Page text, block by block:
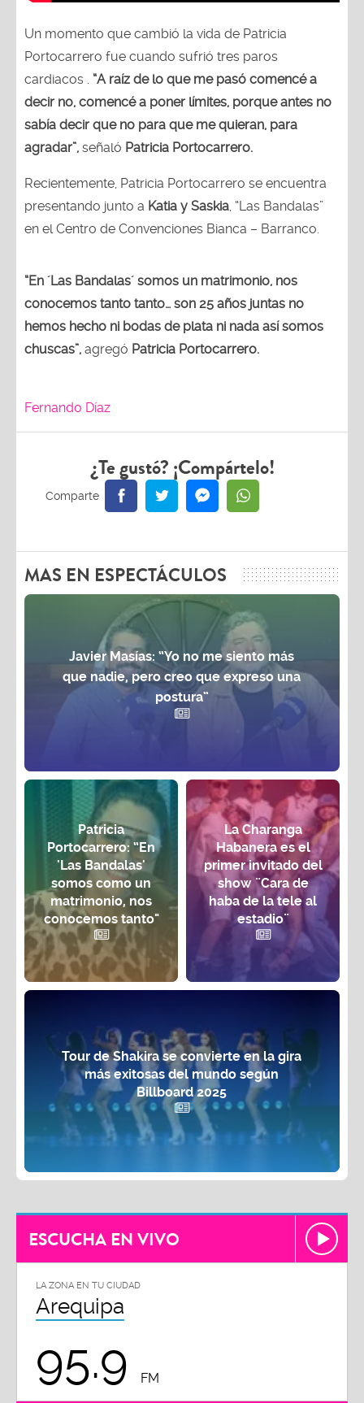
Un momento que cambió la vida de Patricia
Portocarrero fue cuando sufrió tres paros
cardiacos . “A raíz de lo que me pasó comencé a
decir no, comencé a poner límites, porque antes no
sabía decir que no para que me quieran, para
agradar”, señaló Patricia Portocarrero.
Recientemente, Patricia Portocarrero se encuentra
presentando junto a Katia y Saskia, “Las Bandalas”
en el Centro de Convenciones Bianca – Barranco.
“En ´Las Bandalas´ somos un matrimonio, nos
conocemos tanto tanto… son 25 años juntas no
hemos hecho ni bodas de plata ni nada así somos
chuscas”, agregó Patricia Portocarrero.
Fernando Díaz
¿Te gustó? ¡Compártelo!
MAS EN ESPECTÁCULOS
Javier Masías: “Yo no me siento más
que nadie, pero creo que expreso una
postura”
Patricia
Portocarrero: “En
'Las Bandalas'
somos como un
matrimonio, nos
conocemos tanto"
La Charanga
Habanera es el
primer invitado del
show ¨Cara de
haba de la tele al
estadio¨
Tour de Shakira se convierte en la gira
más exitosas del mundo según
Billboard 2025
ESCUCHA EN VIVO
LA ZONA EN TU CIUDAD
Arequipa
95.9 FM